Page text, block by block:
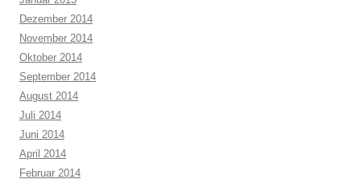
Dezember 2014
November 2014
Oktober 2014
September 2014
August 2014
Juli 2014
Juni 2014
April 2014
Februar 2014